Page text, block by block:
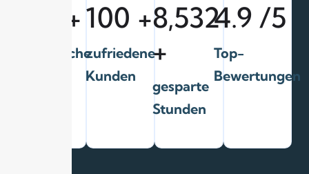
+
erfolgreiche
100 +
zufriedene
Kunden
8,532
+
gesparte
Stunden
4.9 /5
Top-
Bewertungen